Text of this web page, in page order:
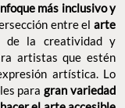
más inclusivo y
entre el arte
de la creatividad y
artistas que estén
artística. Lo
para gran variedad